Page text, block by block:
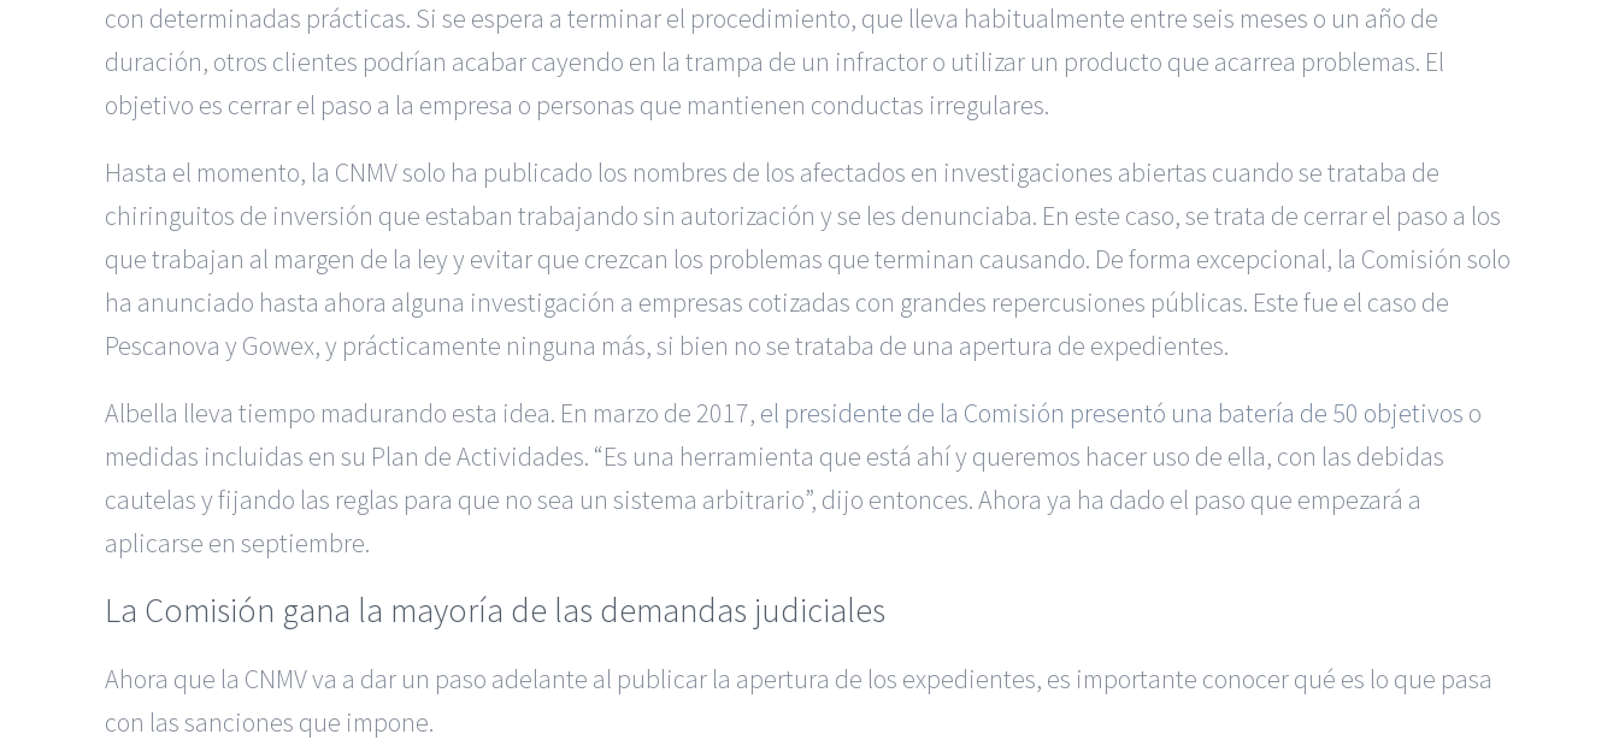
con determinadas prácticas. Si se espera a terminar el procedimiento, que lleva habitualmente entre seis meses o un año de
duración, otros clientes podrían acabar cayendo en la trampa de un infractor o utilizar un producto que acarrea problemas. El
objetivo es cerrar el paso a la empresa o personas que mantienen conductas irregulares.
Hasta el momento, la CNMV solo ha publicado los nombres de los afectados en investigaciones abiertas cuando se trataba de
chiringuitos de inversión que estaban trabajando sin autorización y se les denunciaba. En este caso, se trata de cerrar el paso a los
que trabajan al margen de la ley y evitar que crezcan los problemas que terminan causando. De forma excepcional, la Comisión solo
ha anunciado hasta ahora alguna investigación a empresas cotizadas con grandes repercusiones públicas. Este fue el caso de
Pescanova y Gowex, y prácticamente ninguna más, si bien no se trataba de una apertura de expedientes.
Albella lleva tiempo madurando esta idea. En marzo de 2017, el presidente de la Comisión presentó una batería de 50 objetivos o
medidas incluidas en su Plan de Actividades. “Es una herramienta que está ahí y queremos hacer uso de ella, con las debidas
cautelas y fijando las reglas para que no sea un sistema arbitrario”, dijo entonces. Ahora ya ha dado el paso que empezará a
aplicarse en septiembre.
La Comisión gana la mayoría de las demandas judiciales
Ahora que la CNMV va a dar un paso adelante al publicar la apertura de los expedientes, es importante conocer qué es lo que pasa
con las sanciones que impone.